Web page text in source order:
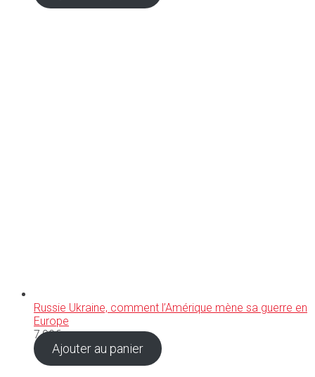
Russie Ukraine, comment l’Amérique mène sa guerre en
Europe
7,90€
Ajouter au panier